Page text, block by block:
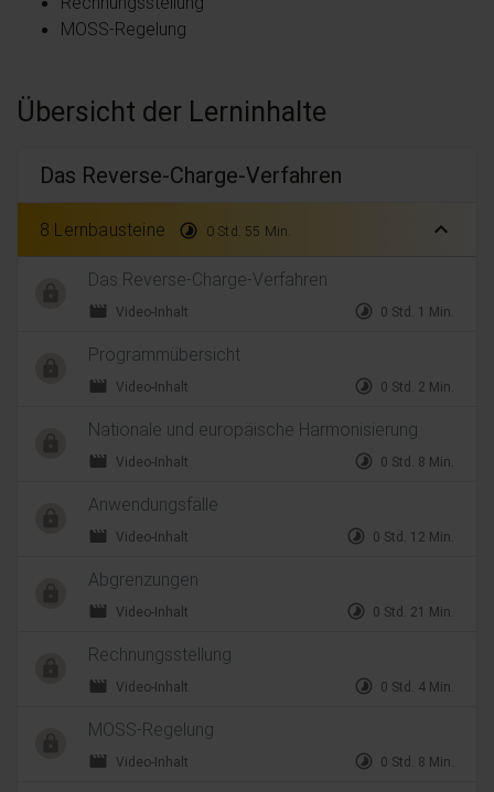
MOSS-Regelung
Übersicht der Lerninhalte
Das Reverse-Charge-Verfahren
8 Lernbausteine timelapse 0 Std. 55 Min. expand_less
Das Reverse-Charge-Verfahren
movie Video-Inhalt timelapse 0 Std. 1 Min.
Programmübersicht
movie Video-Inhalt timelapse 0 Std. 2 Min.
Nationale und europäische Harmonisierung
movie Video-Inhalt timelapse 0 Std. 8 Min.
Anwendungsfälle
movie Video-Inhalt timelapse 0 Std. 12 Min.
Abgrenzungen
movie Video-Inhalt timelapse 0 Std. 21 Min.
Rechnungsstellung
movie Video-Inhalt timelapse 0 Std. 4 Min.
MOSS-Regelung
movie Video-Inhalt timelapse 0 Std. 8 Min.